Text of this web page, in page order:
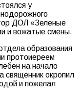
у
ДОЛ «Зеленые
и вожатые смены.
образования
протоиереем
на начало
священник окропил
и пожелал